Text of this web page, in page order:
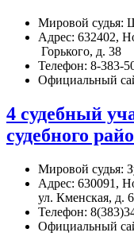
Мировой судья:
Адрес: 632402,
Горького, д. 38
Телефон: 8-383-
Официальный
4 судебный
судебного
Мировой судья:
Адрес: 630091,
ул. Кменская, д.
Телефон:
Официальный